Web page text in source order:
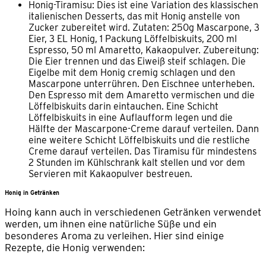
Honig-Tiramisu: Dies ist eine Variation des klassischen
italienischen Desserts, das mit Honig anstelle von
Zucker zubereitet wird. Zutaten: 250g Mascarpone, 3
Eier, 3 EL Honig, 1 Packung Löffelbiskuits, 200 ml
Espresso, 50 ml Amaretto, Kakaopulver. Zubereitung:
Die Eier trennen und das Eiweiß steif schlagen. Die
Eigelbe mit dem Honig cremig schlagen und den
Mascarpone unterrühren. Den Eischnee unterheben.
Den Espresso mit dem Amaretto vermischen und die
Löffelbiskuits darin eintauchen. Eine Schicht
Löffelbiskuits in eine Auflaufform legen und die
Hälfte der Mascarpone-Creme darauf verteilen. Dann
eine weitere Schicht Löffelbiskuits und die restliche
Creme darauf verteilen. Das Tiramisu für mindestens
2 Stunden im Kühlschrank kalt stellen und vor dem
Servieren mit Kakaopulver bestreuen.
Honig in Getränken
Hoing kann auch in verschiedenen Getränken verwendet
werden, um ihnen eine natürliche Süße und ein
besonderes Aroma zu verleihen. Hier sind einige
Rezepte, die Honig verwenden: